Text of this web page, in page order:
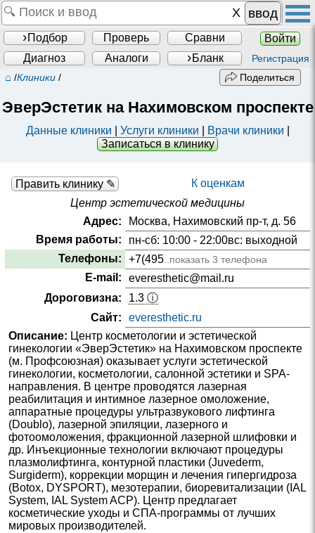
ввод
Подбор Проверь Сравни
Войти
Диагноз
Аналоги Бланк Регистрация
⌂ /Клиники / Поделиться
ЭверЭстетик на Нахимовском проспекте
Данные клиники Услуги клиники Врачи клиники
Записаться в клинику
Править клинику ✎
К оценкам
Центр эстетической медицины
Адрес:
Москва, Нахимовский пр-т, д. 56
Время работы:
пн-сб: 10:00 - 22:00вс: выходной
Телефоны:
+7(495..показать 3 телефона
E-mail:
everesthetic@mail.ru
Дороговизна:
1.3 ⓘ
Сайт:
everesthetic.ru
Описание: Центр косметологии и эстетической
гинекологии «ЭверЭстетик» на Нахимовском проспекте
(м. Профсоюзная) оказывает услуги эстетической
гинекологии, косметологии, салонной эстетики и SPA-
направления. В центре проводятся лазерная
реабилитация и интимное лазерное омоложение,
аппаратные процедуры ультразвукового лифтинга
(Doublo), лазерной эпиляции, лазерного и
фотоомоложения, фракционной лазерной шлифовки и
др. Инъекционные технологии включают процедуры
плазмолифтинга, контурной пластики (Juvederm,
Surgiderm), коррекции морщин и лечения гипергидроза
(Botox, DYSPORT), мезотерапии, биоревитализации (IAL
System, IAL System ACP). Центр предлагает
косметические уходы и СПА-программы от лучших
мировых производителей.